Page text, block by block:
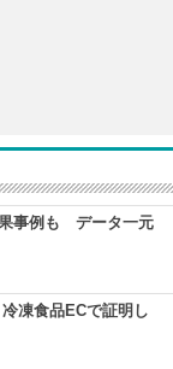
事例も データ一元
凍食品ECで証明し